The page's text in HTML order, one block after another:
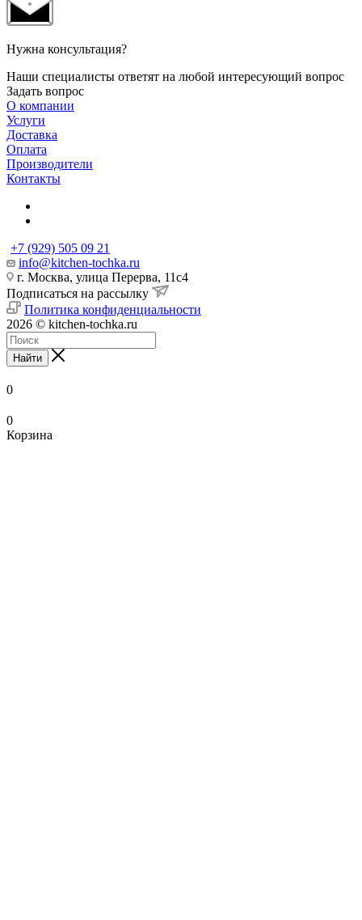
Нужна консультация?
Наши специалисты ответят на любой интересующий вопрос
Задать вопрос
О компании
Услуги
Доставка
Оплата
Производители
Контакты
+7 (929) 505 09 21
info@kitchen-tochka.ru
г. Москва, улица Перерва, 11с4
Подписаться на рассылку
Политика конфиденциальности
2026 © kitchen-tochka.ru
Найти
0
0
Корзина